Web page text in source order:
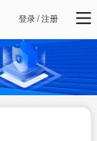
登录/注册